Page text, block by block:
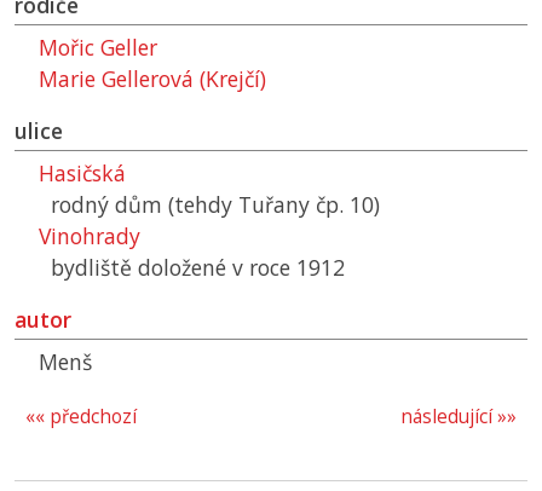
Mořic Geller
Marie Gellerová (Krejčí)
ulice
Hasičská
rodný dům (tehdy Tuřany čp. 10)
Vinohrady
bydliště doložené v roce 1912
autor
Menš
následující »»
«« předchozí